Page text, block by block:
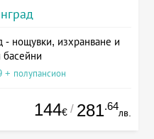
нощувки, изхранване и
+ полупансион
144€ / 281.64
лв.